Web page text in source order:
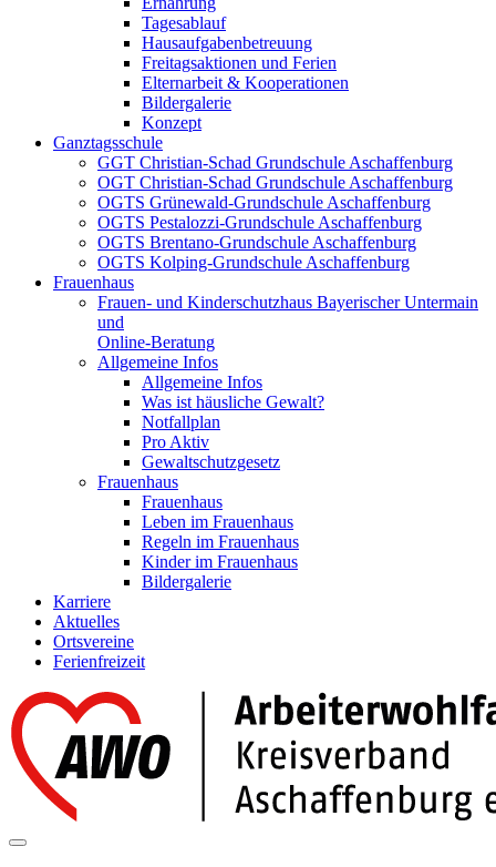
Tagesablauf
Hausaufgabenbetreuung
Freitagsaktionen und Ferien
Elternarbeit & Kooperationen
Bildergalerie
Konzept
Ganztagsschule
GGT Christian-Schad Grundschule Aschaffenburg
OGT Christian-Schad Grundschule Aschaffenburg
OGTS Grünewald-Grundschule Aschaffenburg
OGTS Pestalozzi-Grundschule Aschaffenburg
OGTS Brentano-Grundschule Aschaffenburg
OGTS Kolping-Grundschule Aschaffenburg
Frauenhaus
Frauen- und Kinderschutzhaus Bayerischer Untermain
und
Online-Beratung
Allgemeine Infos
Allgemeine Infos
Was ist häusliche Gewalt?
Notfallplan
Pro Aktiv
Gewaltschutzgesetz
Frauenhaus
Frauenhaus
Leben im Frauenhaus
Regeln im Frauenhaus
Kinder im Frauenhaus
Bildergalerie
Karriere
Aktuelles
Ortsvereine
Ferienfreizeit